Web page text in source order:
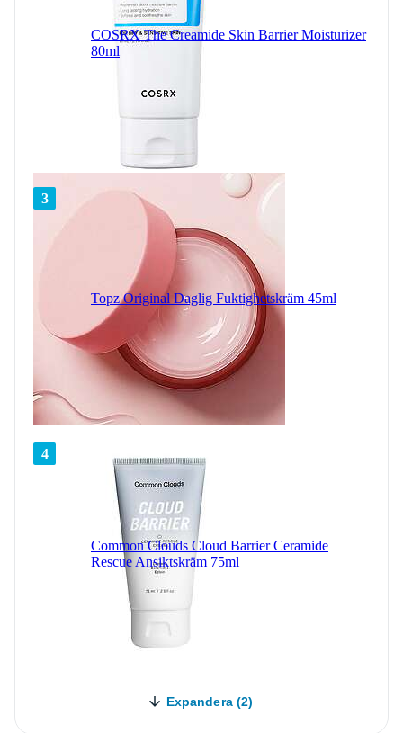
COSRX The Creamide Skin Barrier Moisturizer
80ml
3
Topz Original Daglig Fuktighetskräm 45ml
4
Common Clouds Cloud Barrier Ceramide
Rescue Ansiktskräm 75ml
Expandera (2)